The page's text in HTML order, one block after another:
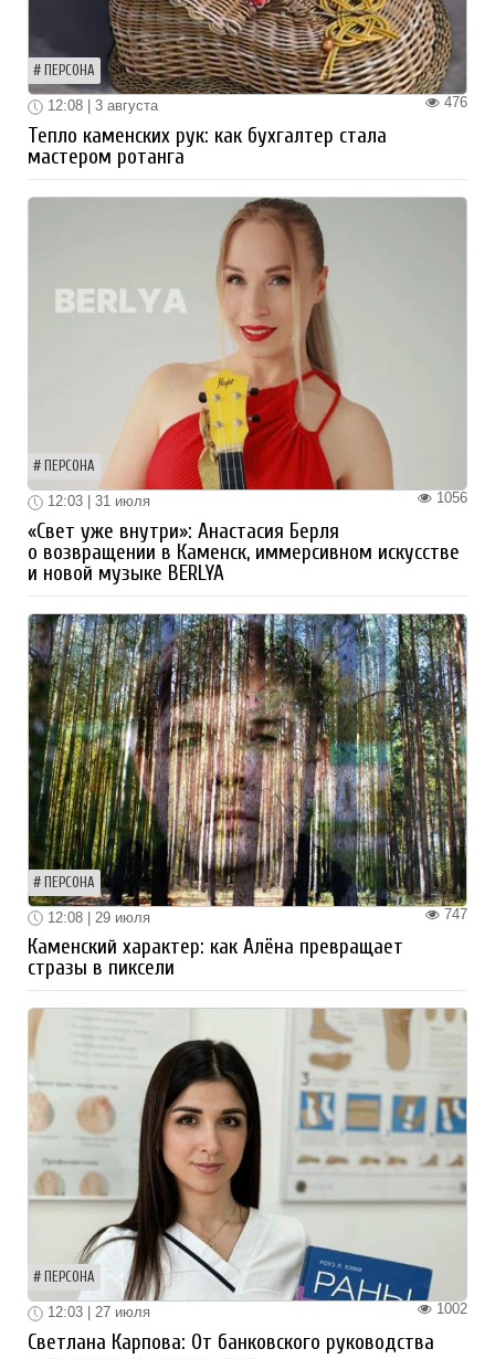
ПЕРСОНА
476
12:08 | 3 августа
Тепло каменских рук: как бухгалтер стала
мастером ротанга
ПЕРСОНА
1056
12:03 | 31 июля
«Свет уже внутри»: Анастасия Берля
о возвращении в Каменск, иммерсивном искусстве
и новой музыке BERLYA
ПЕРСОНА
747
12:08 | 29 июля
Каменский характер: как Алёна превращает
стразы в пиксели
ПЕРСОНА
1002
12:03 | 27 июля
Светлана Карпова: От банковского руководства